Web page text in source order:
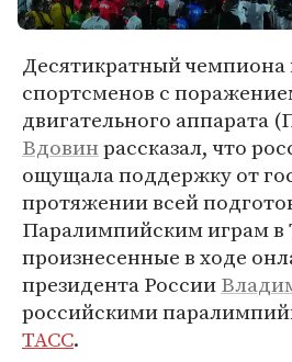
Десятикратный чемпиона
спортсменов с
двигательного аппарата
Вдовинрассказал, что
ощущала поддержку от
протяжении всей
Паралимпийским играм в
произнесенные в ходе
президента России
российскими
ТАСС.